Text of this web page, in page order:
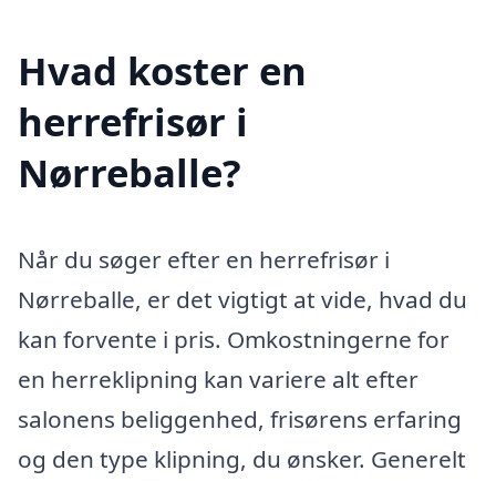
Hvad koster en
herrefrisør i
Nørreballe?
Når du søger efter en herrefrisør i
Nørreballe, er det vigtigt at vide, hvad du
kan forvente i pris. Omkostningerne for
en herreklipning kan variere alt efter
salonens beliggenhed, frisørens erfaring
og den type klipning, du ønsker. Generelt